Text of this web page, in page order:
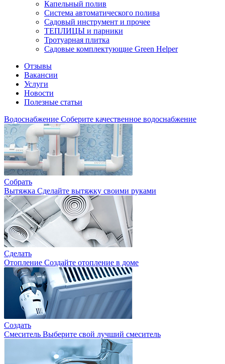
Капельный полив
Система автоматического полива
Садовый инструмент и прочее
ТЕПЛИЦЫ и парники
Тротуарная плитка
Садовые комплектующие Green Helper
Отзывы
Вакансии
Услуги
Новости
Полезные статьи
Водоснабжение Соберите качественное водоснабжение
Собрать
Вытяжка Сделайте вытяжку своими руками
Сделать
Отопление Создайте отопление в доме
Создать
Смеситель Выберите свой лучший смеситель